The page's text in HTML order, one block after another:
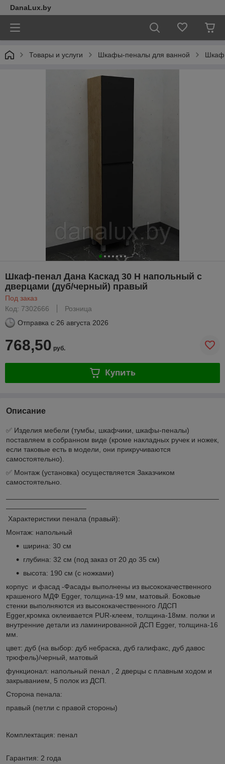
DanaLux.by
Товары и услуги Шкафы-пеналы для ванной
Шкаф-пенал Дана Каскад 30 Н напольный с
дверцами (дуб/черный) правый
Под заказ
Код: 7302666
Розница
Отправка с 26 августа 2026
768,50 руб.
Купить
Описание
✅ Изделия мебели (тумбы, шкафчики, шкафы-пеналы)
поставляем в собранном виде (кроме накладных ручек и ножек,
если таковые есть в модели, они прикручиваются
самостоятельно).
✅ Монтаж (установка) осуществляется Заказчиком
самостоятельно.
Характеристики пенала (правый):
Монтаж: напольный
ширина: 30 см
глубина: 32 см (под заказ от 20 до 35 см)
высота: 190 см (с ножками)
корпус и фасад -Фасады выполнены из высококачественного
крашеного МДФ Egger, толщина-19 мм, матовый. Боковые
стенки выполняются из высококачественного ЛДСП
Egger,кромка оклеивается PUR-клеем, толщина-18мм. полки и
внутренние детали из ламинированной ДСП Egger, толщина-16
мм.
цвет: дуб (на выбор: дуб небраска, дуб галифакс, дуб давос
трюфель)/черный, матовый
функционал: напольный пенал , 2 дверцы с плавным ходом и
закрыванием, 5 полок из ДСП.
Сторона пенала:
правый (петли с правой стороны)
Комплектация: пенал
Гарантия: 2 года